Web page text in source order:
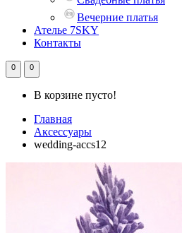
Вечерние платья
Ателье 7SKY
Контакты
0 0
В корзине пусто!
Главная
Аксессуары
wedding-accs12